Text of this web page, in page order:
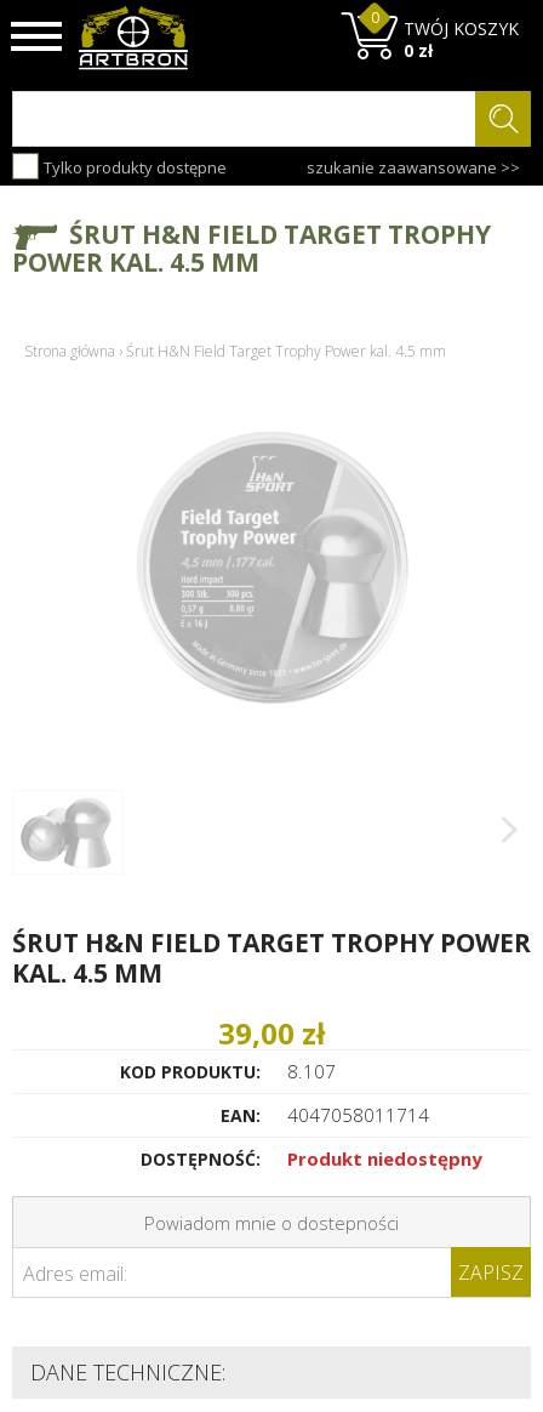
Tylko produkty dostępne szukanie zaawansowane >>
TWÓJ KOSZYK
0
0 zł
ŚRUT H&N FIELD TARGET TROPHY
POWER KAL. 4.5 MM
Strona główna › Śrut H&N Field Target Trophy Power kal. 4.5 mm
ŚRUT H&N FIELD TARGET TROPHY POWER
KAL. 4.5 MM
39,00 zł
KOD PRODUKTU: 8.107
EAN: 4047058011714
DOSTĘPNOŚĆ: Produkt niedostępny
Powiadom mnie o dostepności
Adres email: ZAPISZ
DANE TECHNICZNE: